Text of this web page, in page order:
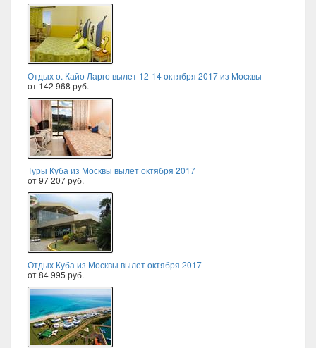
Отдых о. Кайо Ларго вылет 12-14 октября 2017 из Москвы
от 142 968 руб.
Туры Куба из Москвы вылет октября 2017
от 97 207 руб.
Отдых Куба из Москвы вылет октября 2017
от 84 995 руб.